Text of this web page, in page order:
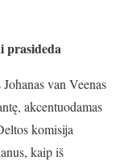
prasideda
van Veenas
akcentuodamas
komisija
kaip iš